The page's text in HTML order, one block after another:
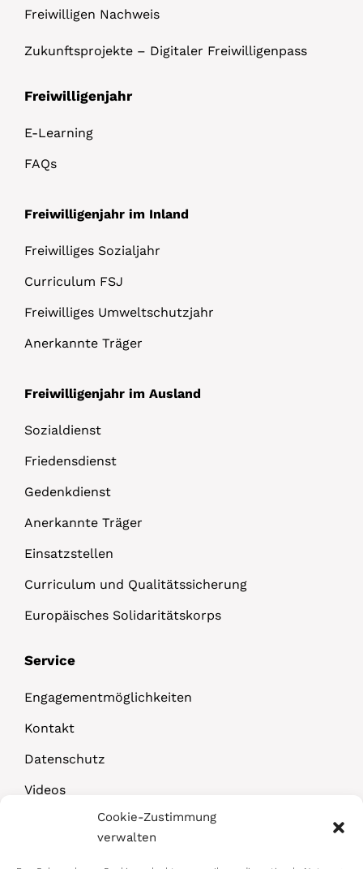
Cookie-Zustimmung
verwalten
Freiwilligen Nachweis
Zukunftsprojekte – Digitaler Freiwilligenpass
Freiwilligenjahr
E-Learning
FAQs
Freiwilligenjahr im Inland
Freiwilliges Sozialjahr
Curriculum FSJ
Freiwilliges Umweltschutzjahr
Anerkannte Träger
Freiwilligenjahr im Ausland
Sozialdienst
Friedensdienst
Gedenkdienst
Anerkannte Träger
Einsatzstellen
Curriculum und Qualitätssicherung
Europäisches Solidaritätskorps
Service
Engagementmöglichkeiten
Kontakt
Datenschutz
Videos